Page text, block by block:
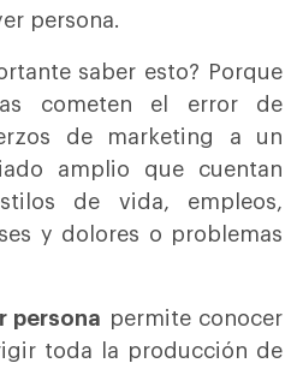
persona.
saber esto? Porque
cometen el error de
de marketing a un
amplio que cuentan
de vida, empleos,
y dolores o problemas
persona permite conocer
toda la producción de